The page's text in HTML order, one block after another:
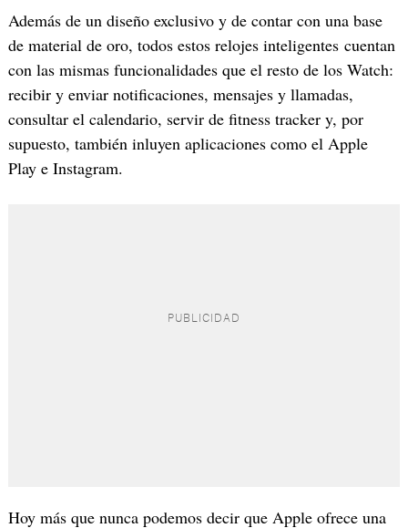
Además de un diseño exclusivo y de contar con una base
de material de oro, todos estos relojes inteligentes cuentan
con las mismas funcionalidades que el resto de los Watch:
recibir y enviar notificaciones, mensajes y llamadas,
consultar el calendario, servir de fitness tracker y, por
supuesto, también inluyen aplicaciones como el Apple
Play e Instagram.
Hoy más que nunca podemos decir que Apple ofrece una